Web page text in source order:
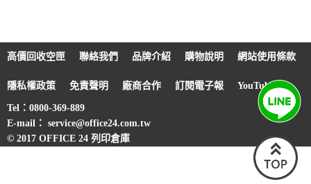
高價回收空匣 聯絡我們 品牌介紹 購物說明 網站使用條款
隱私權政策 免責聲明 廠商合作 訂閱電子報 YouTube
Tel：0800-369-889
E-mail： service@office24.com.tw
© 2017 OFFICE 24 列印倉庫